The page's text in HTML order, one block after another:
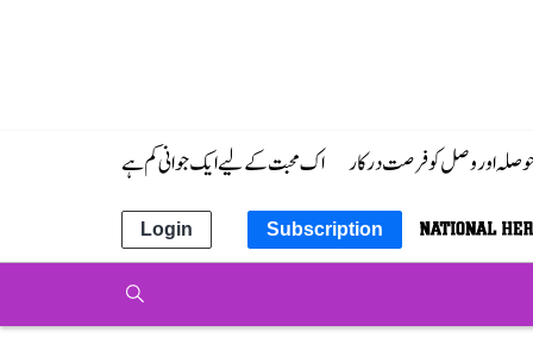
حوصلہ اور وصل کو فرصت درکار اک محبت کے لیے ایک جوانی کم ہے
Subscription
Login